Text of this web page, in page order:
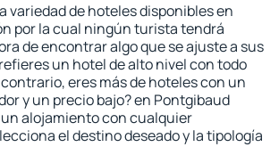
variedad de hoteles disponibles en
por la cual ningún turista tendrá
de encontrar algo que se ajuste a sus
un hotel de alto nivel con todo
eres más de hoteles con un
y un precio bajo? en Pontgibaud
alojamiento con cualquier
el destino deseado y la tipología